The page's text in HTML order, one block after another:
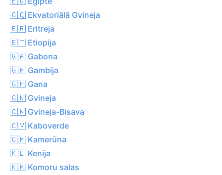
🇬🇶 Ekvatoriālā Gvineja
🇪🇷 Eritreja
🇪🇹 Etiopija
🇬🇦 Gabona
🇬🇲 Gambija
🇬🇭 Gana
🇬🇳 Gvineja
🇬🇼 Gvineja-Bisava
🇨🇻 Kaboverde
🇨🇲 Kamerūna
🇰🇪 Kenija
🇰🇲 Komoru salas